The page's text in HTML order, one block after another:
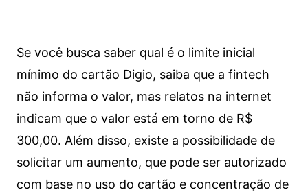
Se você busca saber qual é o limite inicial
mínimo do cartão Digio, saiba que a fintech
não informa o valor, mas relatos na internet
indicam que o valor está em torno de R$
300,00. Além disso, existe a possibilidade de
solicitar um aumento, que pode ser autorizado
com base no uso do cartão e concentração de